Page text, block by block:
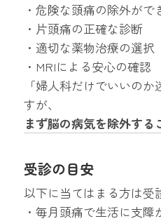
・危険な頭痛の除外がで
・片頭痛の正確な診断
・適切な薬物治療の選択
・MRIによる安心の確認
「婦人科だけでいいの
すが、
まず脳の病気を除外する
受診の目安
以下に当てはまる方は受
・毎月頭痛で生活に支障